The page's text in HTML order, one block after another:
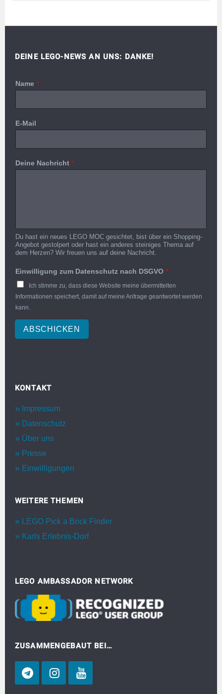
DEINE LEGO-NEWS AN UNS: DANKE!
Name *
E-Mail
Deine Nachricht *
Du hast ein neues LEGO MOC gesichtet, bist über ein Shopping-
Angebot gestolpert oder hast ein anderes steiniges Thema auf
dem Herzen? Wir freuen uns auf deine Nachricht.
Einwilligung zum Datenschutz nach DSGVO *
Ich stimme zu, dass diese Website meine übermittelten
Informationen speichert, damit auf meine Anfrage geantwortet werden
kann.
ABSCHICKEN
KONTAKT
Impressum
Datenschutz
Über uns
Presse
Einwilligungen
WEITERE THEMEN
LEGO Pick a Brick Finder
Karls Erlebnis-Dorf
LEGO AMBASSADOR NETWORK
ZUSAMMENGEBAUT BEI…